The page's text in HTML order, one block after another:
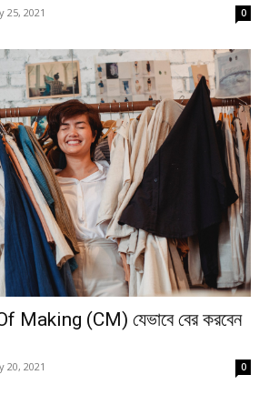
25, 2021 0
Of Making (CM) যেভাবে বের করবেন
20, 2021 0